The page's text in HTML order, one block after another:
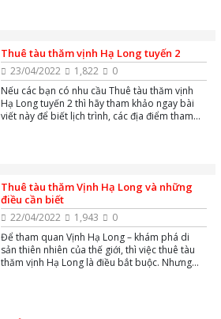
Thuê tàu thăm vịnh Hạ Long tuyến 2
23/04/2022 1,822
0
Nếu các bạn có nhu cầu Thuê tàu thăm vịnh
Hạ Long tuyến 2 thì hãy tham khảo ngay bài
viết này để biết lịch trình, các địa điểm tham
Thuê tàu thăm Vịnh Hạ Long và những
điều cần biết
22/04/2022 1,943
0
Để tham quan Vịnh Hạ Long – khám phá di
sản thiên nhiên của thế giới, thì việc thuê tàu
thăm vịnh Hạ Long là điều bắt buộc. Nhưng